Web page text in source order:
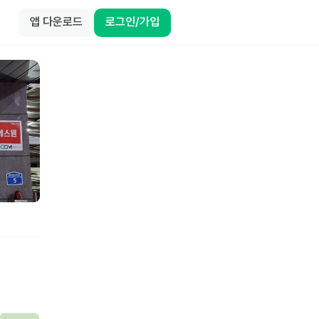
앱 다운로드 로그인/가입